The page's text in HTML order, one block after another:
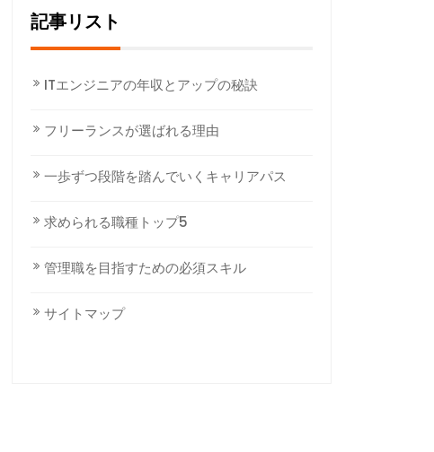
記事リスト
ITエンジニアの年収とアップの秘訣
フリーランスが選ばれる理由
一歩ずつ段階を踏んでいくキャリアパス
求められる職種トップ5
管理職を目指すための必須スキル
サイトマップ